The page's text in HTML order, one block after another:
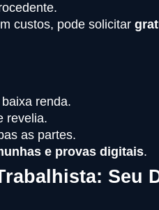
custos, pode solicitar
renda.
revelia.
as partes.
e provas digitais.
Seu